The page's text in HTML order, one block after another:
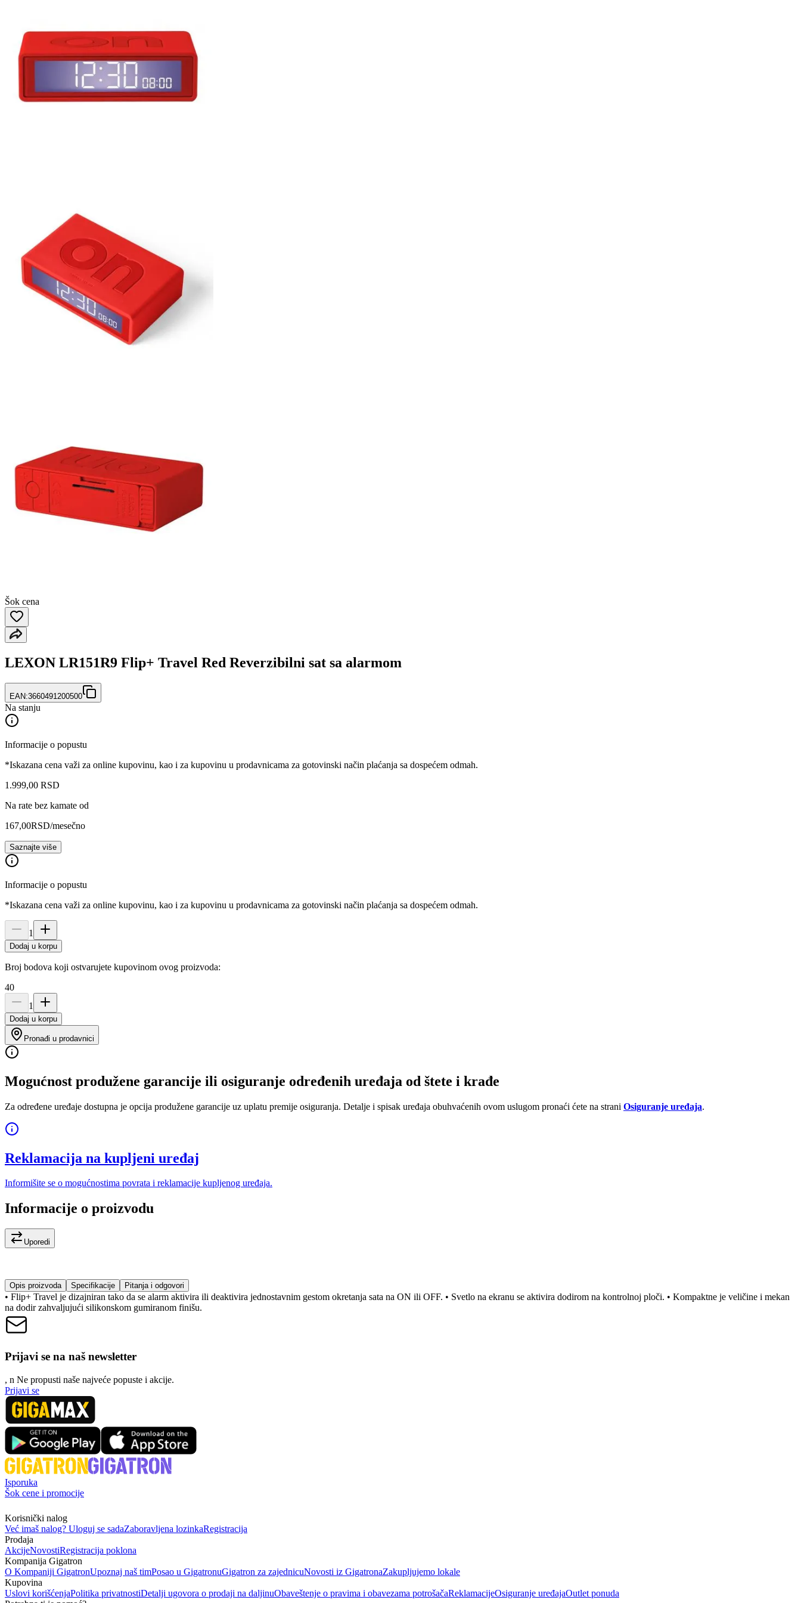
Šok cena
LEXON LR151R9 Flip+ Travel Red Reverzibilni sat sa alarmom
EAN:3660491200500
Na stanju
Informacije o popustu
*Iskazana cena važi za online kupovinu, kao i za kupovinu u prodavnicama za gotovinski način plaćanja sa dospećem odmah.
1.999,00 RSD
Na rate bez kamate od
167,00RSD/mesečno
Saznajte više
Informacije o popustu
*Iskazana cena važi za online kupovinu, kao i za kupovinu u prodavnicama za gotovinski način plaćanja sa dospećem odmah.
1
Dodaj u korpu
Broj bodova koji ostvarujete kupovinom ovog proizvoda:
40
1
Dodaj u korpu
Pronađi u prodavnici
Mogućnost produžene garancije ili osiguranje određenih uređaja od štete i krađe
Za određene uređaje dostupna je opcija produžene garancije uz uplatu premije osiguranja. Detalje i spisak uređaja obuhvaćenih ovom uslugom pronaći ćete na strani Osiguranje uređaja.
Reklamacija na kupljeni uređaj
Informišite se o mogućnostima povrata i reklamacije kupljenog uređaja.
Informacije o proizvodu
Uporedi
Opis proizvoda Specifikacije Pitanja i odgovori
• Flip+ Travel je dizajniran tako da se alarm aktivira ili deaktivira jednostavnim gestom okretanja sata na ON ili OFF. • Svetlo na ekranu se aktivira dodirom na kontrolnoj ploči. • Kompaktne je veličine i mekan
na dodir zahvaljujući silikonskom gumiranom finišu.
Prijavi se na naš newsletter
, n Ne propusti naše najveće popuste i akcije.
Prijavi se
Isporuka
Šok cene i promocije
Korisnički nalog
Već imaš nalog? Uloguj se sadaZaboravljena lozinkaRegistracija
Prodaja
AkcijeNovostiRegistracija poklona
Kompanija Gigatron
O Kompaniji GigatronUpoznaj naš timPosao u GigatronuGigatron za zajednicuNovosti iz GigatronaZakupljujemo lokale
Kupovina
Uslovi korišćenjaPolitika privatnostiDetalji ugovora o prodaji na daljinuObaveštenje o pravima i obavezama potrošačaReklamacijeOsiguranje uređajaOutlet ponuda